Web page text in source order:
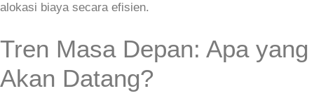
alokasi biaya secara efisien.
Tren Masa Depan: Apa yang
Akan Datang?